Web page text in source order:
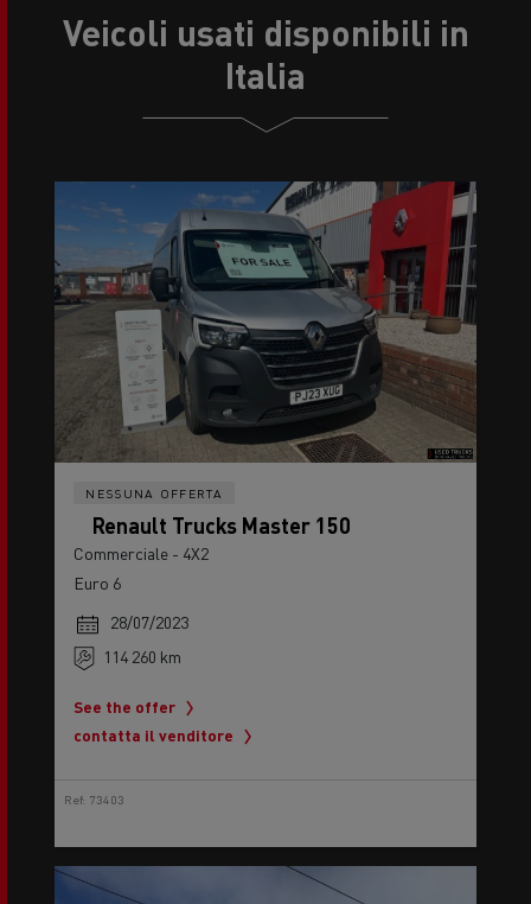
Veicoli usati disponibili in
Italia
NESSUNA OFFERTA
Renault Trucks Master 150
Commerciale - 4X2
Euro 6
28/07/2023
114 260 km
See the offer
contatta il venditore
Ref: 73403